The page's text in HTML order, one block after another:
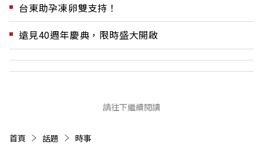
台東助孕凍卵雙支持！
遠見40週年慶典，限時盛大開啟
請往下繼續閱讀
首頁 話題 時事